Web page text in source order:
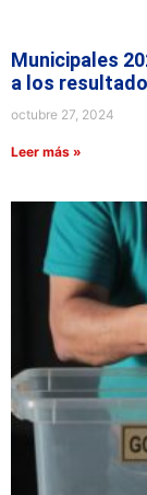
Municipales
a los
octubre 27, 2024
Leer más »